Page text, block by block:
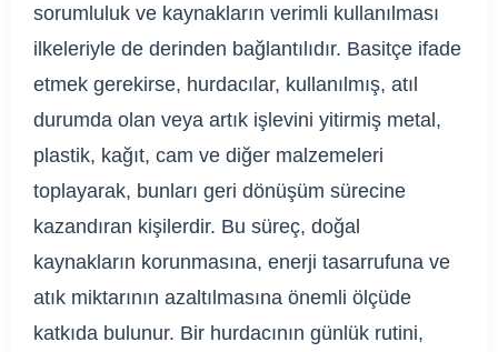
sorumluluk ve kaynakların verimli kullanılması
ilkeleriyle de derinden bağlantılıdır. Basitçe ifade
etmek gerekirse, hurdacılar, kullanılmış, atıl
durumda olan veya artık işlevini yitirmiş metal,
plastik, kağıt, cam ve diğer malzemeleri
toplayarak, bunları geri dönüşüm sürecine
kazandıran kişilerdir. Bu süreç, doğal
kaynakların korunmasına, enerji tasarrufuna ve
atık miktarının azaltılmasına önemli ölçüde
katkıda bulunur. Bir hurdacının günlük rutini,